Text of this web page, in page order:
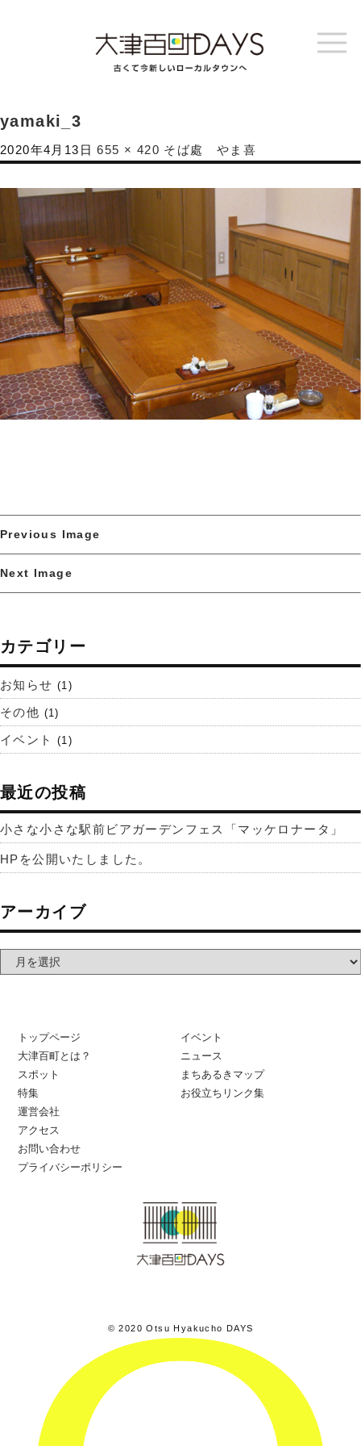
yamaki_3
2020年4月13日 655 × 420 そば處 やま喜
Previous Image
Next Image
カテゴリー
お知らせ (1)
その他 (1)
イベント (1)
最近の投稿
小さな小さな駅前ビアガーデンフェス「マッケロナータ」
HPを公開いたしました。
アーカイブ
トップページ
大津百町とは？
スポット
特集
イベント
ニュース
まちあるきマップ
お役立ちリンク集
運営会社
アクセス
お問い合わせ
プライバシーポリシー
© 2020 Otsu Hyakucho DAYS